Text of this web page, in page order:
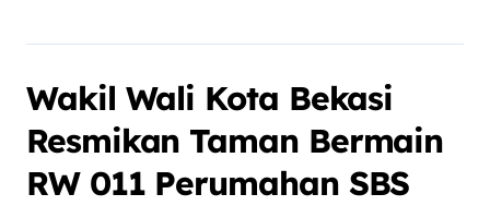
Wakil Wali Kota Bekasi
Resmikan Taman Bermain
RW 011 Perumahan SBS